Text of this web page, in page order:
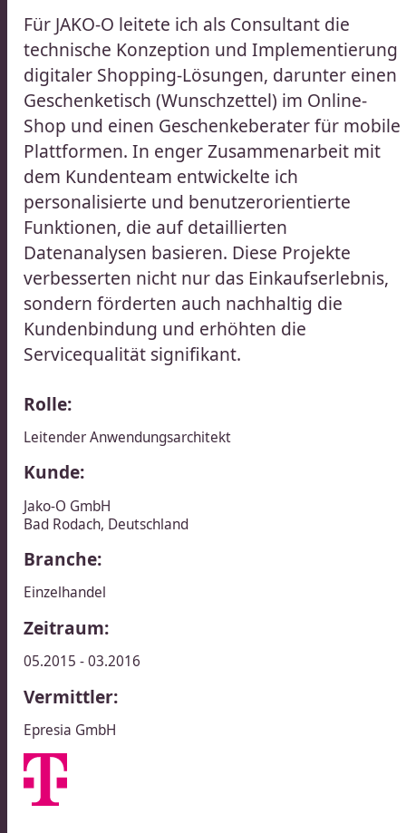
Rolle:
Leitender Anwendungsarchitekt​​​​‌ ‍ ​‍​‍‌‍ ‌ ​‍‌‍‍‌‌‍‌ ‌‍‍‌‌‍ ‍​‍​‍​ ‍‍​‍​‍‌ ​ ‌‍​‌‌‍ ‍‌‍‍‌‌ ‌​‌ ‍‌​‍ ‍‌‍‍‌‌‍ ​‍​‍​‍ ​​‍​‍‌‍‍​‌ ​‍‌‍‌‌‌‍‌‍​‍​‍​ ‍‍​‍​‍‌‍‍​‌ ‌​‌ ‌​‌ ​​‌ ​ ​ ‍‍​‍ ​‍ ‌ ​ ‌ ‌​‌ ‌‌‌‍‌​‌‍‍‌‌‍ ​‍ ‍‌ ​ ‌‍‌‌‌‍​‍‌‍​‌‌ ​ ‌ ‌​‌‍‍‌‌‍​‌‌‍ ‍​‍ ‌‌ ​ ‌‍ ‌‍‌‍‌ ‌​‌ ‌ ‌‍​‌‌ ​‍‌‍‌‌​‍ ‍‌‍‌​‌‍‌‌​‍ ‌‍‍‌‌‍ ‍‌ ‌​‌‍‌‌‌‍ ‍‌ ‌​​‍ ‌‍‌‌‌‍‌​‌‍‍‌‌ ‌​​‍ ‌‍ ‌‌‍ ‌‍‌​‌‍‌‌​ ‌‌ ​​‌ ​‍‌‍‌‌‌ ​ ‌‍‌‌‌‍ ‍‌ ‌​‌‍​‌‌ ‌​‌‍‍‌‌‍ ‌‍ ‍​ ‍ ‌‍‍‌‌‍‌​​ ‌​ ‌ ‌‍​‌‌‍‌‍​ ​ ​ ​ ​ ‌‍​ ‌​​ ‌‌​‍ ‌‌‍​‌​ ‌​​ ‍‌​ ‌ ​‍ ‌​ ‌​​ ‌​​ ​​​ ‍‌​‍ ‌‌‍​‌‌‍‌‍‌‍​ ​ ​‌​‍ ‌​ ​‍‌‍‌​​ ​‌​ ​‍‌‍‌‌‌‍​ ​ ​‍​ ​‍​ ‍‌​ ‌ ​ ‌​‌‍​ ​ ‍ ‌ ‌​‌ ‍‌‌ ​​‌‍‌‌​ ‌‌ ​​‌ ​‍‌‍ ‌‍‍‍‌‍‌‌‌‍​ ‌ ‌​​ ‍ ‌ ​​‌‍​‌‌ ‌​‌‍‍​​ ‌‌ ​‍‌‍ ‌‍ ​‌‍‌‌​‍‌‌​ ‌‌‌​​‍‌‌ ‌‍‍ ‌‍‌‌‌ ‍‌​‍‌‌​ ​ ‌​‌​​‍‌‌​ ​ ‌​‌​​‍‌‌​ ​‍​ ​‍‌‍‌​‌‍‌‌​‍‌‌​ ​‍​ ​‍​‍‌‌​ ‌‌‌​‌​​‍ ‍‌ ‌‍‌‍​‌‌‍ ​‌ ‌‌‌‍‌‌​ ‌‍​‍‌‍​‌‌ ​ ‌‍‌‌‌‌‌‌‌ ​‍‌‍ ​​ ‌‌‍‍​‌ ‌​‌ ‌​‌ ​​‌ ​ ​‍‌‌​ ​ ‌​​‌​‍‌‌​ ​‍‌​‌‍​‍‌‌​ ​‍‌​‌‍‌ ​ ‌ ‌​‌ ‌‌‌‍‌​‌‍‍‌‌‍ ​‍ ‍‌ ​ ‌‍‌‌‌‍​‍‌‍​‌‌ ​ ‌ ‌​‌‍‍‌‌‍​‌‌‍ ‍​‍ ‌‌ ​ ‌‍ ‌‍‌‍‌ ‌​‌ ‌ ‌‍​‌‌ ​‍‌‍‌‌​‍ ‍‌‍‌​‌‍‌‌​‍‌‍‌‍‍‌‌‍‌​​ ‌​ ‌ ‌‍​‌‌‍‌‍​ ​ ​ ​ ​ ‌‍​ ‌​​ ‌‌​‍ ‌‌‍​‌​ ‌​​ ‍‌​ ‌ ​‍ ‌​ ‌​​ ‌​​ ​​​ ‍‌​‍ ‌‌‍​‌‌‍‌‍‌‍​ ​ ​‌​‍ ‌​ ​‍‌‍‌​​ ​‌​ ​‍‌‍‌‌‌‍​ ​ ​‍​ ​‍​ ‍‌​ ‌ ​ ‌​‌‍​ ​‍‌‍‌ ‌​‌ ‍‌‌ ​​‌‍‌‌​ ‌‌ ​​‌ ​‍‌‍ ‌‍‍‍‌‍‌‌‌‍​ ‌ ‌​​‍‌‍‌ ​​‌‍​‌‌ ‌​‌‍‍​​ ‌‌ ​‍‌‍ ‌‍ ​‌‍‌‌​‍‌‌​ ‌‌‌​​‍‌‌ ‌‍‍ ‌‍‌‌‌ ‍‌​‍‌‌​ ​ ‌​‌​​‍‌‌​ ​ ‌​‌​​‍‌‌​ ​‍​ ​‍‌‍‌​‌‍‌‌​‍‌‌​ ​‍​ ​‍​‍‌‌​ ‌‌‌​‌​​‍ ‍‌ ‌‍‌‍​‌‌‍ ​‌ ‌‌‌‍‌‌​‍‌‍‌ ​​‌‍‌‌‌ ​‍‌ ​ ‌ ​​‌‍‌‌‌‍​ ‌ ‌​‌‍‍‌‌ ‌‍‌‍‌‌​ ‌‌ ​​‌ ‌‌‌‍​‍‌‍ ​‌‍‍‌‌ ​ ‌‍‍​‌‍‌‌‌‍‌​​‍​‍‌ ‌
Kunde:
Jako-O GmbH​​​​‌ ‍ ​‍​‍‌‍ ‌ ​‍‌‍‍‌‌‍‌ ‌‍‍‌‌‍ ‍​‍​‍​ ‍‍​‍​‍‌ ​ ‌‍​‌‌‍ ‍‌‍‍‌‌ ‌​‌ ‍‌​‍ ‍‌‍‍‌‌‍ ​‍​‍​‍ ​​‍​‍‌‍‍​‌ ​‍‌‍‌‌‌‍‌‍​‍​‍​ ‍‍​‍​‍‌‍‍​‌ ‌​‌ ‌​‌ ​​‌ ​ ​ ‍‍​‍ ​‍ ‌ ​ ‌ ‌​‌ ‌‌‌‍‌​‌‍‍‌‌‍ ​‍ ‍‌ ​ ‌‍‌‌‌‍​‍‌‍​‌‌ ​ ‌ ‌​‌‍‍‌‌‍​‌‌‍ ‍​‍ ‌‌ ​ ‌‍ ‌‍‌‍‌ ‌​‌ ‌ ‌‍​‌‌ ​‍‌‍‌‌​‍ ‍‌‍‌​‌‍‌‌​‍ ‌‍‍‌‌‍ ‍‌ ‌​‌‍‌‌‌‍ ‍‌ ‌​​‍ ‌‍‌‌‌‍‌​‌‍‍‌‌ ‌​​‍ ‌‍ ‌‌‍ ‌‍‌​‌‍‌‌​ ‌‌ ​​‌ ​‍‌‍‌‌‌ ​ ‌‍‌‌‌‍ ‍‌ ‌​‌‍​‌‌ ‌​‌‍‍‌‌‍ ‌‍ ‍​ ‍ ‌‍‍‌‌‍‌​​ ‌​ ‍​‌‍​ ‌‍‌‍​ ​‌​ ​ ​ ​‍‌‍‌​​ ‌‍​‍ ‌​ ​ ‌‍​‍​ ‍‌‌‍‌​​‍ ‌​ ‌​‌‍‌‍​ ‌ ​ ‌ ​‍ ‌‌‍​‌‌‍‌​​ ​‌‌‍‌‌​‍ ‌​ ‌ ​ ‌ ​ ‍‌​ ‍​​ ‌‍​ ‍‌‌‍​‍‌‍​ ​ ​‍​ ‍‌‌‍​‍​ ​‌​ ‍ ‌ ‌​‌ ‍‌‌ ​​‌‍‌‌​ ‌‌‍​ ‌‍ ‌‍ ‌‌ ​​‌‍​‌‌‍ ‍‌ ‍‌​ ‍ ‌ ​​‌‍​‌‌ ‌​‌‍‍​​ ‌‌‍ ‍‌‍​‌‌‍ ‌‌‍‌‌​ ‌‍​‍‌‍​‌‌ ​ ‌‍‌‌‌‌‌‌‌ ​‍‌‍ ​​ ‌‌‍‍​‌ ‌​‌ ‌​‌ ​​‌ ​ ​‍‌‌​ ​ ‌​​‌​‍‌‌​ ​‍‌​‌‍​‍‌‌​ ​‍‌​‌‍‌ ​ ‌ ‌​‌ ‌‌‌‍‌​‌‍‍‌‌‍ ​‍ ‍‌ ​ ‌‍‌‌‌‍​‍‌‍​‌‌ ​ ‌ ‌​‌‍‍‌‌‍​‌‌‍ ‍​‍ ‌‌ ​ ‌‍ ‌‍‌‍‌ ‌​‌ ‌ ‌‍​‌‌ ​‍‌‍‌‌​‍ ‍‌‍‌​‌‍‌‌​‍‌‍‌‍‍‌‌‍‌​​ ‌​ ‍​‌‍​ ‌‍‌‍​ ​‌​ ​ ​ ​‍‌‍‌​​ ‌‍​‍ ‌​ ​ ‌‍​‍​ ‍‌‌‍‌​​‍ ‌​ ‌​‌‍‌‍​ ‌ ​ ‌ ​‍ ‌‌‍​‌‌‍‌​​ ​‌‌‍‌‌​‍ ‌​ ‌ ​ ‌ ​ ‍‌​ ‍​​ ‌‍​ ‍‌‌‍​‍‌‍​ ​ ​‍​ ‍‌‌‍​‍​ ​‌​‍‌‍‌ ‌​‌ ‍‌‌ ​​‌‍‌‌​ ‌‌‍​ ‌‍ ‌‍ ‌‌ ​​‌‍​‌‌‍ ‍‌ ‍‌​‍‌‍‌ ​​‌‍​‌‌ ‌​‌‍‍​​ ‌‌‍ ‍‌‍​‌‌‍ ‌‌‍‌‌​‍‌‍‌ ​​‌‍‌‌‌ ​‍‌ ​ ‌ ​​‌‍‌‌‌‍​ ‌ ‌​‌‍‍‌‌ ‌‍‌‍‌‌​ ‌‌ ​​‌ ‌‌‌‍​‍‌‍ ​‌‍‍‌‌ ​ ‌‍‍​‌‍‌‌‌‍‌​​‍​‍‌ ‌
Bad Rodach​​​​‌ ‍ ​‍​‍‌‍ ‌ ​‍‌‍‍‌‌‍‌ ‌‍‍‌‌‍ ‍​‍​‍​ ‍‍​‍​‍‌ ​ ‌‍​‌‌‍ ‍‌‍‍‌‌ ‌​‌ ‍‌​‍ ‍‌‍‍‌‌‍ ​‍​‍​‍ ​​‍​‍‌‍‍​‌ ​‍‌‍‌‌‌‍‌‍​‍​‍​ ‍‍​‍​‍‌‍‍​‌ ‌​‌ ‌​‌ ​​‌ ​ ​ ‍‍​‍ ​‍ ‌ ​ ‌ ‌​‌ ‌‌‌‍‌​‌‍‍‌‌‍ ​‍ ‍‌ ​ ‌‍‌‌‌‍​‍‌‍​‌‌ ​ ‌ ‌​‌‍‍‌‌‍​‌‌‍ ‍​‍ ‌‌ ​ ‌‍ ‌‍‌‍‌ ‌​‌ ‌ ‌‍​‌‌ ​‍‌‍‌‌​‍ ‍‌‍‌​‌‍‌‌​‍ ‌‍‍‌‌‍ ‍‌ ‌​‌‍‌‌‌‍ ‍‌ ‌​​‍ ‌‍‌‌‌‍‌​‌‍‍‌‌ ‌​​‍ ‌‍ ‌‌‍ ‌‍‌​‌‍‌‌​ ‌‌ ​​‌ ​‍‌‍‌‌‌ ​ ‌‍‌‌‌‍ ‍‌ ‌​‌‍​‌‌ ‌​‌‍‍‌‌‍ ‌‍ ‍​ ‍ ‌‍‍‌‌‍‌​​ ‌​ ‍​‌‍​ ‌‍‌‍​ ​‌​ ​ ​ ​‍‌‍‌​​ ‌‍​‍ ‌​ ​ ‌‍​‍​ ‍‌‌‍‌​​‍ ‌​ ‌​‌‍‌‍​ ‌ ​ ‌ ​‍ ‌‌‍​‌‌‍‌​​ ​‌‌‍‌‌​‍ ‌​ ‌ ​ ‌ ​ ‍‌​ ‍​​ ‌‍​ ‍‌‌‍​‍‌‍​ ​ ​‍​ ‍‌‌‍​‍​ ​‌​ ‍ ‌ ‌​‌ ‍‌‌ ​​‌‍‌‌​ ‌‌‍​ ‌‍ ‌‍ ‌‌ ​​‌‍​‌‌‍ ‍‌ ‍‌​ ‍ ‌ ​​‌‍​‌‌ ‌​‌‍‍​​ ‌‌‍​ ‌‍‍‌‌ ‌​‌ ‍‌​ ‌‍​‍‌‍​‌‌ ​ ‌‍‌‌‌‌‌‌‌ ​‍‌‍ ​​ ‌‌‍‍​‌ ‌​‌ ‌​‌ ​​‌ ​ ​‍‌‌​ ​ ‌​​‌​‍‌‌​ ​‍‌​‌‍​‍‌‌​ ​‍‌​‌‍‌ ​ ‌ ‌​‌ ‌‌‌‍‌​‌‍‍‌‌‍ ​‍ ‍‌ ​ ‌‍‌‌‌‍​‍‌‍​‌‌ ​ ‌ ‌​‌‍‍‌‌‍​‌‌‍ ‍​‍ ‌‌ ​ ‌‍ ‌‍‌‍‌ ‌​‌ ‌ ‌‍​‌‌ ​‍‌‍‌‌​‍ ‍‌‍‌​‌‍‌‌​‍‌‍‌‍‍‌‌‍‌​​ ‌​ ‍​‌‍​ ‌‍‌‍​ ​‌​ ​ ​ ​‍‌‍‌​​ ‌‍​‍ ‌​ ​ ‌‍​‍​ ‍‌‌‍‌​​‍ ‌​ ‌​‌‍‌‍​ ‌ ​ ‌ ​‍ ‌‌‍​‌‌‍‌​​ ​‌‌‍‌‌​‍ ‌​ ‌ ​ ‌ ​ ‍‌​ ‍​​ ‌‍​ ‍‌‌‍​‍‌‍​ ​ ​‍​ ‍‌‌‍​‍​ ​‌​‍‌‍‌ ‌​‌ ‍‌‌ ​​‌‍‌‌​ ‌‌‍​ ‌‍ ‌‍ ‌‌ ​​‌‍​‌‌‍ ‍‌ ‍‌​‍‌‍‌ ​​‌‍​‌‌ ‌​‌‍‍​​ ‌‌‍​ ‌‍‍‌‌ ‌​‌ ‍‌​‍‌‍‌ ​​‌‍‌‌‌ ​‍‌ ​ ‌ ​​‌‍‌‌‌‍​ ‌ ‌​‌‍‍‌‌ ‌‍‌‍‌‌​ ‌‌ ​​‌ ‌‌‌‍​‍‌‍ ​‌‍‍‌‌ ​ ‌‍‍​‌‍‌‌‌‍‌​​‍​‍‌ ‌, Deutschland
Branche:
Einzelhandel
Zeitraum:
05.2015 - 03.2016
Vermittler:
Epresia GmbH​​​​‌ ‍ ​‍​‍‌‍ ‌ ​‍‌‍‍‌‌‍‌ ‌‍‍‌‌‍ ‍​‍​‍​ ‍‍​‍​‍‌ ​ ‌‍​‌‌‍ ‍‌‍‍‌‌ ‌​‌ ‍‌​‍ ‍‌‍‍‌‌‍ ​‍​‍​‍ ​​‍​‍‌‍‍​‌ ​‍‌‍‌‌‌‍‌‍​‍​‍​ ‍‍​‍​‍‌‍‍​‌ ‌​‌ ‌​‌ ​​‌ ​ ​ ‍‍​‍ ​‍ ‌ ​ ‌ ‌​‌ ‌‌‌‍‌​‌‍‍‌‌‍ ​‍ ‍‌ ​ ‌‍‌‌‌‍​‍‌‍​‌‌ ​ ‌ ‌​‌‍‍‌‌‍​‌‌‍ ‍​‍ ‌‌ ​ ‌‍ ‌‍‌‍‌ ‌​‌ ‌ ‌‍​‌‌ ​‍‌‍‌‌​‍ ‍‌‍‌​‌‍‌‌​‍ ‌‍‍‌‌‍ ‍‌ ‌​‌‍‌‌‌‍ ‍‌ ‌​​‍ ‌‍‌‌‌‍‌​‌‍‍‌‌ ‌​​‍ ‌‍ ‌‌‍ ‌‍‌​‌‍‌‌​ ‌‌ ​​‌ ​‍‌‍‌‌‌ ​ ‌‍‌‌‌‍ ‍‌ ‌​‌‍​‌‌ ‌​‌‍‍‌‌‍ ‌‍ ‍​ ‍ ‌‍‍‌‌‍‌​​ ‌​ ‌​​ ​ ‌‍​‌‌‍‌‍​ ​‌​ ‌‍‌‍‌‍​ ​ ​‍ ‌​ ​‌‌‍‌‍​ ‌​​ ​ ​‍ ‌​ ‌​​ ‍​‌‍​ ​ ‌​​‍ ‌​ ‍​​ ‌​​ ‌​‌‍‌‍​‍ ‌​ ‌​‌‍​‌​ ‌‌​ ‌ ‌‍​ ‌‍​‌‌‍‌‍​ ‌​​ ​‌‌‍​‍​ ‌ ‌‍‌‍​ ‍ ‌ ‌​‌ ‍‌‌ ​​‌‍‌‌​ ‌‌‍​ ‌‍ ‌‍ ‌‌ ​​‌‍​‌‌‍ ‍‌ ‍‌​ ‍ ‌ ​​‌‍​‌‌ ‌​‌‍‍​​ ‌‌‍ ‍‌‍​‌‌‍ ‌‌‍‌‌​ ‌‍​‍‌‍​‌‌ ​ ‌‍‌‌‌‌‌‌‌ ​‍‌‍ ​​ ‌‌‍‍​‌ ‌​‌ ‌​‌ ​​‌ ​ ​‍‌‌​ ​ ‌​​‌​‍‌‌​ ​‍‌​‌‍​‍‌‌​ ​‍‌​‌‍‌ ​ ‌ ‌​‌ ‌‌‌‍‌​‌‍‍‌‌‍ ​‍ ‍‌ ​ ‌‍‌‌‌‍​‍‌‍​‌‌ ​ ‌ ‌​‌‍‍‌‌‍​‌‌‍ ‍​‍ ‌‌ ​ ‌‍ ‌‍‌‍‌ ‌​‌ ‌ ‌‍​‌‌ ​‍‌‍‌‌​‍ ‍‌‍‌​‌‍‌‌​‍‌‍‌‍‍‌‌‍‌​​ ‌​ ‌​​ ​ ‌‍​‌‌‍‌‍​ ​‌​ ‌‍‌‍‌‍​ ​ ​‍ ‌​ ​‌‌‍‌‍​ ‌​​ ​ ​‍ ‌​ ‌​​ ‍​‌‍​ ​ ‌​​‍ ‌​ ‍​​ ‌​​ ‌​‌‍‌‍​‍ ‌​ ‌​‌‍​‌​ ‌‌​ ‌ ‌‍​ ‌‍​‌‌‍‌‍​ ‌​​ ​‌‌‍​‍​ ‌ ‌‍‌‍​‍‌‍‌ ‌​‌ ‍‌‌ ​​‌‍‌‌​ ‌‌‍​ ‌‍ ‌‍ ‌‌ ​​‌‍​‌‌‍ ‍‌ ‍‌​‍‌‍‌ ​​‌‍​‌‌ ‌​‌‍‍​​ ‌‌‍ ‍‌‍​‌‌‍ ‌‌‍‌‌​‍‌‍‌ ​​‌‍‌‌‌ ​‍‌ ​ ‌ ​​‌‍‌‌‌‍​ ‌ ‌​‌‍‍‌‌ ‌‍‌‍‌‌​ ‌‌ ​​‌ ‌‌‌‍​‍‌‍ ​‌‍‍‌‌ ​ ‌‍‍​‌‍‌‌‌‍‌​​‍​‍‌ ‌
Für JAKO-O leitete ich als Consultant die
technische Konzeption und Implementierung
digitaler Shopping-Lösungen, darunter einen
Geschenketisch (Wunschzettel) im Online-
Shop und einen Geschenkeberater für mobile
Plattformen. In enger Zusammenarbeit mit
dem Kundenteam entwickelte ich
personalisierte und benutzerorientierte
Funktionen, die auf detaillierten
Datenanalysen basieren. Diese Projekte
verbesserten nicht nur das Einkaufserlebnis,
sondern förderten auch nachhaltig die
Kundenbindung und erhöhten die
Servicequalität signifikant.​​​​‌ ‍ ​‍​‍‌‍ ‌ ​‍‌‍‍‌‌‍‌ ‌‍‍‌‌‍ ‍​‍​‍​ ‍‍​‍​‍‌ ​ ‌‍​‌‌‍ ‍‌‍‍‌‌ ‌​‌ ‍‌​‍ ‍‌‍‍‌‌‍ ​‍​‍​‍ ​​‍​‍‌‍‍​‌ ​‍‌‍‌‌‌‍‌‍​‍​‍​ ‍‍​‍​‍‌‍‍​‌ ‌​‌ ‌​‌ ​​‌ ​ ​ ‍‍​‍ ​‍ ‌ ​ ‌ ‌​‌ ‌‌‌‍‌​‌‍‍‌‌‍ ​‍ ‍‌ ​ ‌‍‌‌‌‍​‍‌‍​‌‌ ​ ‌ ‌​‌‍‍‌‌‍​‌‌‍ ‍​‍ ‌‌ ​ ‌‍ ‌‍‌‍‌ ‌​‌ ‌ ‌‍​‌‌ ​‍‌‍‌‌​‍ ‍‌‍‌​‌‍‌‌​‍ ‌‍‍‌‌‍ ‍‌ ‌​‌‍‌‌‌‍ ‍‌ ‌​​‍ ‌‍‌‌‌‍‌​‌‍‍‌‌ ‌​​‍ ‌‍ ‌‌‍ ‌‍‌​‌‍‌‌​ ‌‌ ​​‌ ​‍‌‍‌‌‌ ​ ‌‍‌‌‌‍ ‍‌ ‌​‌‍​‌‌ ‌​‌‍‍‌‌‍ ‌‍ ‍​ ‍ ‌‍‍‌‌‍‌​​ ‌​ ‌ ‌‍​‌‌‍‌‍​ ​ ​ ​ ​ ‌‍​ ‌​​ ‌‌​‍ ‌‌‍​‌​ ‌​​ ‍‌​ ‌ ​‍ ‌​ ‌​​ ‌​​ ​​​ ‍‌​‍ ‌‌‍​‌‌‍‌‍‌‍​ ​ ​‌​‍ ‌​ ​‍‌‍‌​​ ​‌​ ​‍‌‍‌‌‌‍​ ​ ​‍​ ​‍​ ‍‌​ ‌ ​ ‌​‌‍​ ​ ‍ ‌ ‌​‌ ‍‌‌ ​​‌‍‌‌​ ‌‌ ​​‌ ​‍‌‍ ‌‍‍‍‌‍‌‌‌‍​ ‌ ‌​​ ‍ ‌ ​​‌‍​‌‌ ‌​‌‍‍​​ ‌‌‍‌​‌‍‌‌‌ ​ ‌‍​ ‌ ​‍‌‍‍‌‌ ​​‌ ‌​‌‍‍‌‌‍ ‌‍ ‍​‍‌‌​ ‌‌‌​​‍‌‌ ‌‍‍ ‌‍‌‌‌ ‍‌​‍‌‌​ ​ ‌​‌​​‍‌‌​ ​ ‌​‌​​‍‌‌​ ​‍​ ​‍‌‍‌​‌‍‌‌​‍‌‌​ ​‍​ ​‍​‍‌‌​ ‌‌‌​‌​​‍ ‍‌ ‌‍‌‍​‌‌‍ ​‌ ‌‌‌‍‌‌​ ‌‍​‍‌‍​‌‌ ​ ‌‍‌‌‌‌‌‌‌ ​‍‌‍ ​​ ‌‌‍‍​‌ ‌​‌ ‌​‌ ​​‌ ​ ​‍‌‌​ ​ ‌​​‌​‍‌‌​ ​‍‌​‌‍​‍‌‌​ ​‍‌​‌‍‌ ​ ‌ ‌​‌ ‌‌‌‍‌​‌‍‍‌‌‍ ​‍ ‍‌ ​ ‌‍‌‌‌‍​‍‌‍​‌‌ ​ ‌ ‌​‌‍‍‌‌‍​‌‌‍ ‍​‍ ‌‌ ​ ‌‍ ‌‍‌‍‌ ‌​‌ ‌ ‌‍​‌‌ ​‍‌‍‌‌​‍ ‍‌‍‌​‌‍‌‌​‍‌‍‌‍‍‌‌‍‌​​ ‌​ ‌ ‌‍​‌‌‍‌‍​ ​ ​ ​ ​ ‌‍​ ‌​​ ‌‌​‍ ‌‌‍​‌​ ‌​​ ‍‌​ ‌ ​‍ ‌​ ‌​​ ‌​​ ​​​ ‍‌​‍ ‌‌‍​‌‌‍‌‍‌‍​ ​ ​‌​‍ ‌​ ​‍‌‍‌​​ ​‌​ ​‍‌‍‌‌‌‍​ ​ ​‍​ ​‍​ ‍‌​ ‌ ​ ‌​‌‍​ ​‍‌‍‌ ‌​‌ ‍‌‌ ​​‌‍‌‌​ ‌‌ ​​‌ ​‍‌‍ ‌‍‍‍‌‍‌‌‌‍​ ‌ ‌​​‍‌‍‌ ​​‌‍​‌‌ ‌​‌‍‍​​ ‌‌‍‌​‌‍‌‌‌ ​ ‌‍​ ‌ ​‍‌‍‍‌‌ ​​‌ ‌​‌‍‍‌‌‍ ‌‍ ‍​‍‌‌​ ‌‌‌​​‍‌‌ ‌‍‍ ‌‍‌‌‌ ‍‌​‍‌‌​ ​ ‌​‌​​‍‌‌​ ​ ‌​‌​​‍‌‌​ ​‍​ ​‍‌‍‌​‌‍‌‌​‍‌‌​ ​‍​ ​‍​‍‌‌​ ‌‌‌​‌​​‍ ‍‌ ‌‍‌‍​‌‌‍ ​‌ ‌‌‌‍‌‌​‍‌‍‌ ​​‌‍‌‌‌ ​‍‌ ​ ‌ ​​‌‍‌‌‌‍​ ‌ ‌​‌‍‍‌‌ ‌‍‌‍‌‌​ ‌‌ ​​‌ ‌‌‌‍​‍‌‍ ​‌‍‍‌‌ ​ ‌‍‍​‌‍‌‌‌‍‌​​‍​‍‌ ‌